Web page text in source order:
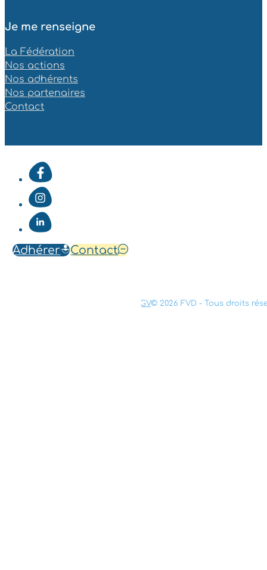
Adhérer Contact
Je me renseigne
La Fédération
Nos actions
Nos adhérents
Nos partenaires
Contact
CGV© 2026 FVD - Tous droits